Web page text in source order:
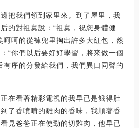
把我們領到家里來。到了屋里，我
的對祖舅說：“祖舅，祝您身體健
呵呵的從褲兜里掏出許多大紅包，然
“你們以后要好好學習，將來做一個
有序的分發給我們，我們異口同聲的
在看著精彩電視的我早已是餓得肚
了香噴噴的雞肉的香味，我順著香
見爸爸正在使勁的切雞肉，他早已